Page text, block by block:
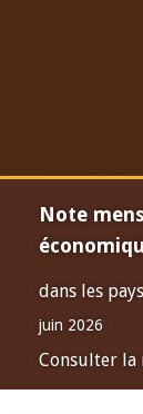
Note
dans les
juin 2026
Consulter la